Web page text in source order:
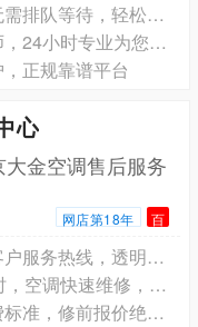
北京北医六院优先加急检查办理，无需排队等待，轻松就诊
北京北医六院取报告取药跑腿陪诊师，24小时专业为您服务
正规靠谱平台
心
金空调售后服务
网店第18年 百
北京海淀区大金电机空调全国售后客户服务热线，透明收费标准，修前报价绝不乱加价
北京海淀区大金空调维修电话24小时，空调快速维修，解决各类故障
北京大金空调不制冷维修，透明收费标准，修前报价绝不乱加价